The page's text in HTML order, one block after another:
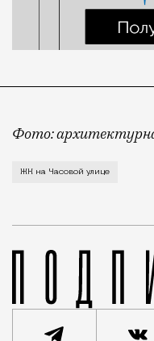
Фото:
Прежде на этой
ЖК на Часовой улице